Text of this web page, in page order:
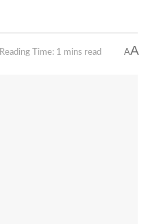
Reading Time: 1 mins read AA